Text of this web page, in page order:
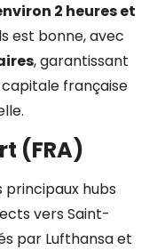
2 heures et
est bonne, avec
, garantissant
française
(FRA)
principaux hubs
vers Saint-
par Lufthansa et